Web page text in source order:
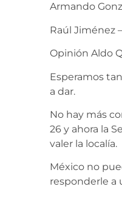
Armando
Raúl Jiménez
Opinión Aldo
Esperamos
a dar.
No hay más
26 y ahora la
valer la localía.
México no
responderle a